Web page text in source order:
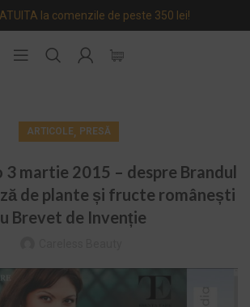
la comenzile de peste 350 lei!
ARTICOLE, PRESĂ
3 martie 2015 – despre Brandul
de plante și fructe românești
Brevet de Invenție